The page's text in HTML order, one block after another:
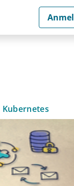
Kubernetes